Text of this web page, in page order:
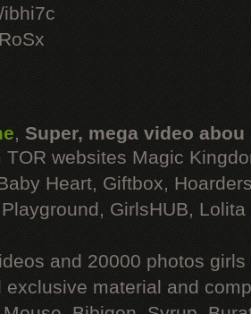
ibhi7c
, Super, mega video abou
TOR websites Magic
Heart, Giftbox,
GirlsHUB, Lolita
and 20000 photos
exclusive material and